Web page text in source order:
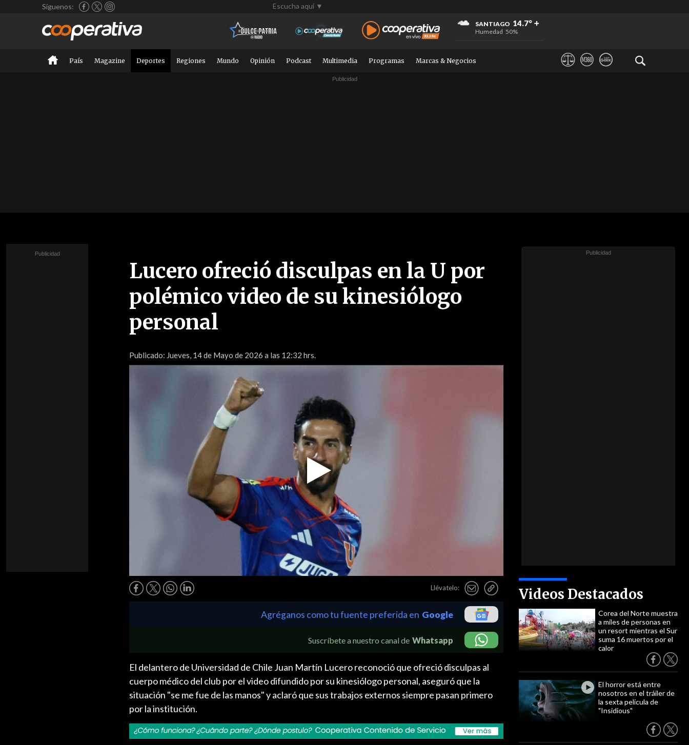
Síguenos: Escucha aquí ▼
SANTIAGO 14.7°
Humedad 50%
+
+
+
País Magazine Deportes Regiones Mundo Opinión Podcast Multimedia Programas Marcas & Negocios
Lucero ofreció disculpas en la U por
polémico video de su kinesiólogo
personal
Publicado: Jueves, 14 de Mayo de 2026 a las 12:32 hrs.
Play
Video
Llévatelo: Videos Destacados
Corea del Norte muestra
a miles de personas en
un resort mientras el Sur
suma 16 muertos por el
calor
El horror está entre
nosotros en el tráiler de
la sexta película de
"Insidious"
Agréganos como tu fuente preferida en Google
Suscríbete a nuestro canal de Whatsapp
El delantero de Universidad de Chile Juan Martín Lucero reconoció que ofreció disculpas al
cuerpo médico del club por el video difundido por su kinesiólogo personal, aseguró que la
situación "se me fue de las manos" y aclaró que sus trabajos externos siempre pasan primero
por la institución.